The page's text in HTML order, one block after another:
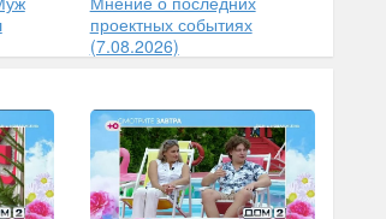
проектных событиях
(7.08.2026)